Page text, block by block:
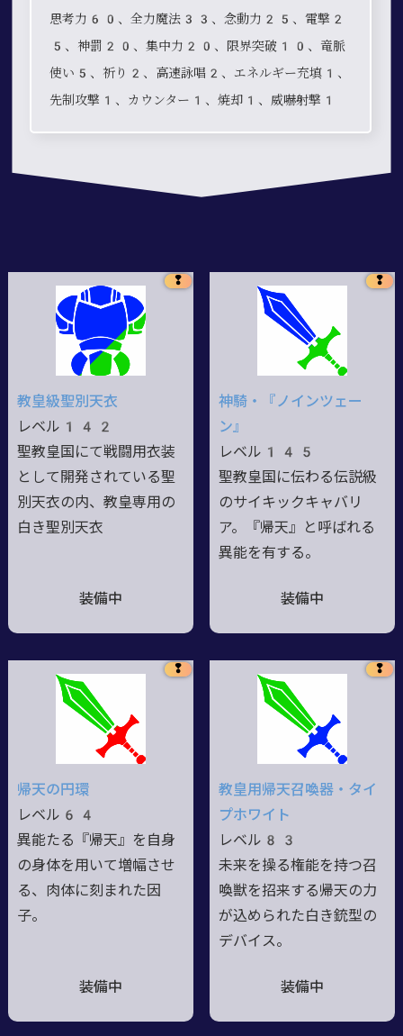
思考力60、全力魔法33、念動力25、電撃2
5、神罰20、集中力20、限界突破10、竜脈
使い5、祈り2、高速詠唱2、エネルギー充填1、
先制攻撃1、カウンター1、焼却1、威嚇射撃1
❢
教皇級聖別天衣
レベル142
聖教皇国にて戦闘用衣装
として開発されている聖
別天衣の内、教皇専用の
白き聖別天衣
装備中
❢
神騎・『ノインツェー
ン』
レベル145
聖教皇国に伝わる伝説級
のサイキックキャバリ
ア。『帰天』と呼ばれる
異能を有する。
装備中
❢
帰天の円環
レベル64
異能たる『帰天』を自身
の身体を用いて増幅させ
る、肉体に刻まれた因
子。
装備中
❢
教皇用帰天召喚器・タイ
プホワイト
レベル83
未来を操る権能を持つ召
喚獣を招来する帰天の力
が込められた白き銃型の
デバイス。
装備中